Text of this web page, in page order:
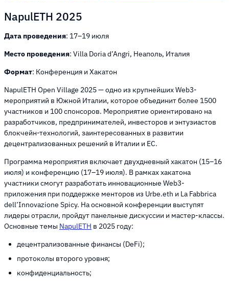
NapulETH 2025
Дата проведения: 17–19 июля
Место проведения: Villa Doria d’Angri, Неаполь, Италия
Формат: Конференция и Хакатон
NapulETH Open Village 2025 — одно из крупнейших Web3-
мероприятий в Южной Италии, которое объединит более 1500
участников и 100 спонсоров. Мероприятие ориентировано на
разработчиков, предпринимателей, инвесторов и энтузиастов
блокчейн-технологий, заинтересованных в развитии
децентрализованных решений в Италии и ЕС.
Программа мероприятия включает двухдневный хакатон (15–16
июля) и конференцию (17–19 июля). В рамках хакатона
участники смогут разработать инновационные Web3-
приложения при поддержке менторов из Urbe.eth и La Fabbrica
dell’Innovazione Spicy. На основной конференции выступят
лидеры отрасли, пройдут панельные дискуссии и мастер-классы.
Основные темы NapulETH в 2025 году:
децентрализованные финансы (DeFi);
протоколы второго уровня;
конфиденциальность;